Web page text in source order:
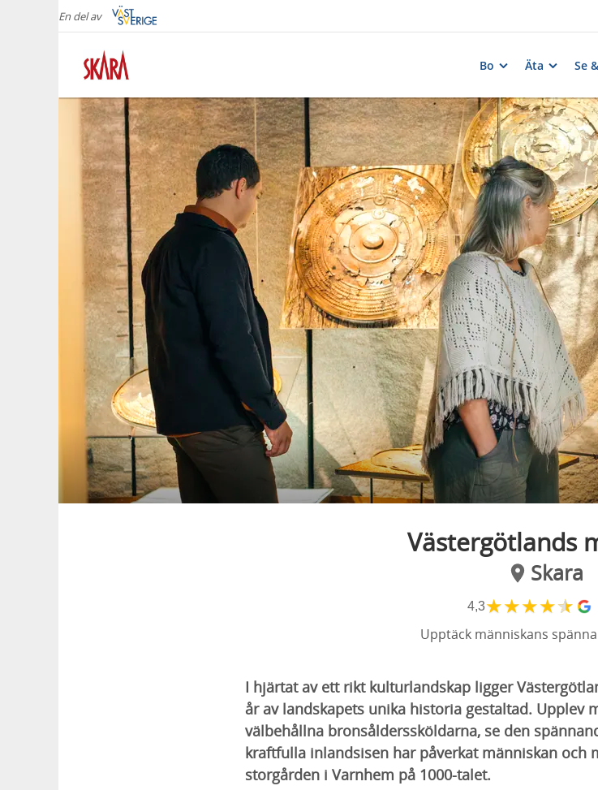
En del av
Bo Äta Se
Västergötlands
Skara
4,3★★★★★
Upptäck människans
I hjärtat av ett rikt kulturlandskap ligger
år av landskapets unika historia gestaltad. Upplev
välbehållna bronsålderssköldarna, se den
kraftfulla inlandsisen har påverkat människan och
storgården i Varnhem på 1000-talet.